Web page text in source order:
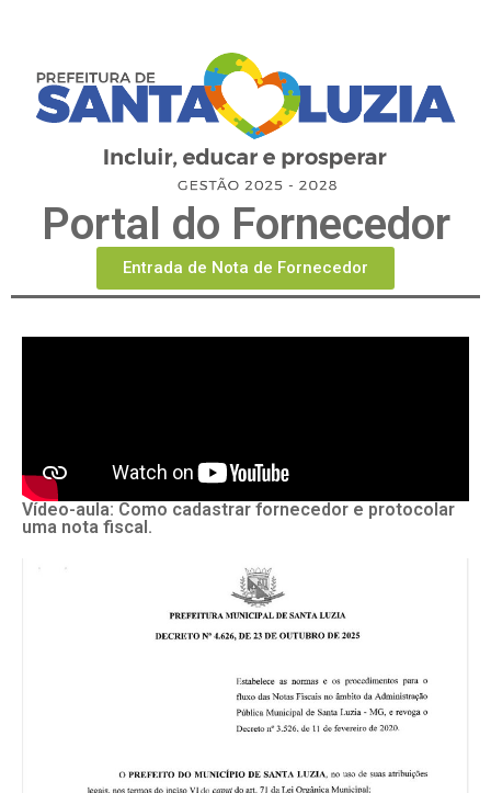
Portal do Fornecedor
Entrada de Nota de Fornecedor
Vídeo-aula: Como cadastrar fornecedor e protocolar
uma nota fiscal.